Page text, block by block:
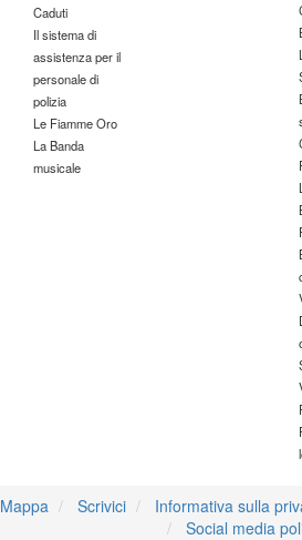
Caduti
Il sistema di
assistenza per il
personale di
polizia
Le Fiamme Oro
La Banda
musicale
Mappa Scrivici
Informativa sulla
Social media